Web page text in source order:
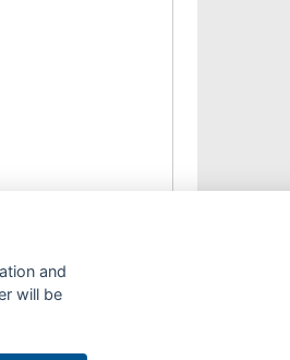
spolupráce
and
will be